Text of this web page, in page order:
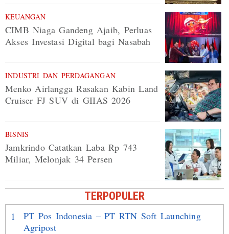
KEUANGAN
CIMB Niaga Gandeng Ajaib, Perluas
Akses Investasi Digital bagi Nasabah
INDUSTRI DAN PERDAGANGAN
Menko Airlangga Rasakan Kabin Land
Cruiser FJ SUV di GIIAS 2026
BISNIS
Jamkrindo Catatkan Laba Rp 743
Miliar, Melonjak 34 Persen
TERPOPULER
1
PT Pos Indonesia – PT RTN Soft Launching
Agripost